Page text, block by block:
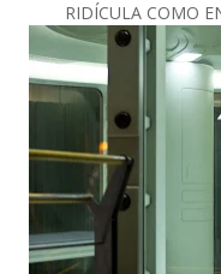
RIDÍCULA COMO